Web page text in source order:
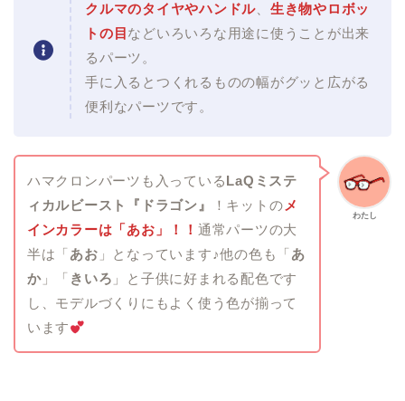
クルマのタイヤやハンドル、 生き物やロボッ
トの目 などいろいろな用途に使うことが出来
るパーツ。
手に入るとつくれるものの幅がグッと広がる
便利なパーツです。
わたし
ハマクロンパーツも入っているLaQミステ
ィカルビースト『ドラゴン』
！キットの メ
インカラーは「あお」！！ 通常パーツの大
半は「あお 」となっています♪他の色も「あ
か」「 きいろ 」と子供に好まれる配色です
し、モデルづくりにもよく使う色が揃って
います